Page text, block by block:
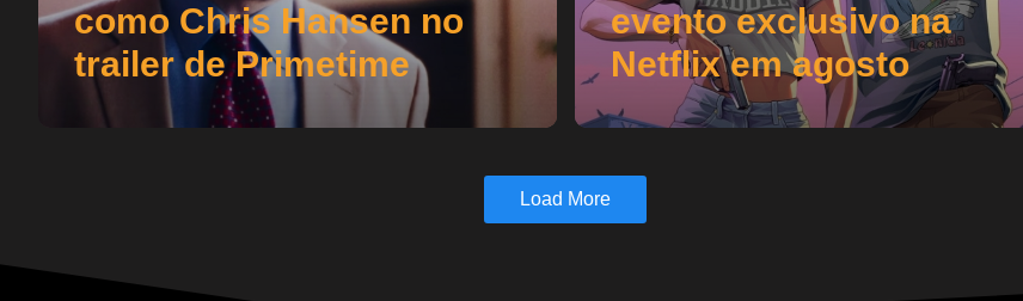
como Chris Hansen no
trailer de Primetime
evento exclusivo na
Netflix em agosto
Load More